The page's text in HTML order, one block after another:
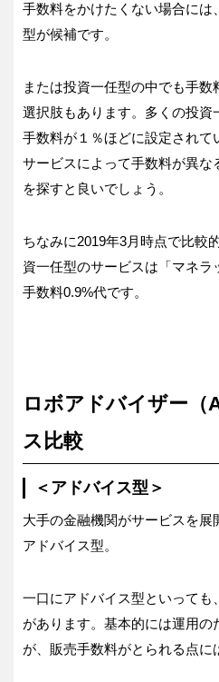
手数料をかけたくない場合には
型が候補です。
または投資一任型の中でも手数
選択肢もあります。多くの投資
手数料が１％ほどに設定されて
サービスによって手数料が異な
を探すと良いでしょう。
ちなみに2019年3月時点で比較
資一任型のサービスは「マネラ
手数料0.9%代です。
ロボアドバイザー（
ス比較
＜アドバイス型＞
大手の金融機関がサービスを展
アドバイス型。
一口にアドバイス型といっても
があります。基本的には運用の
が、販売手数料がとられる点に